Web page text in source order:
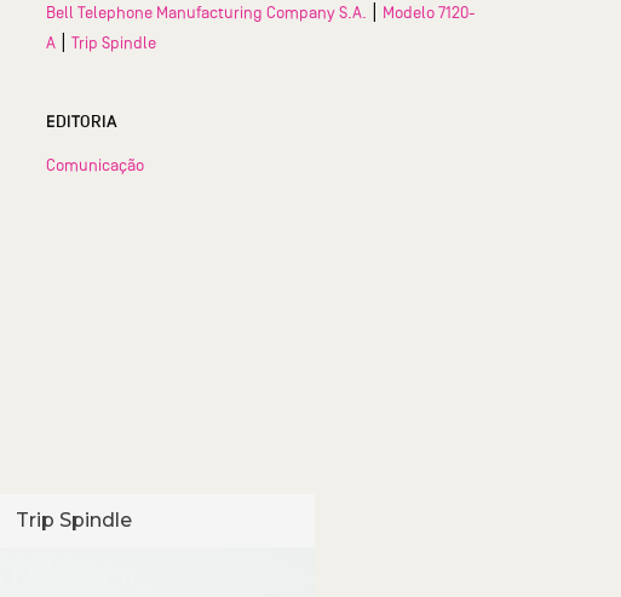
Bell Telephone Manufacturing Company S.A.
Modelo 7120-
A
|Trip Spindle
EDITORIA
Comunicação
Trip Spindle